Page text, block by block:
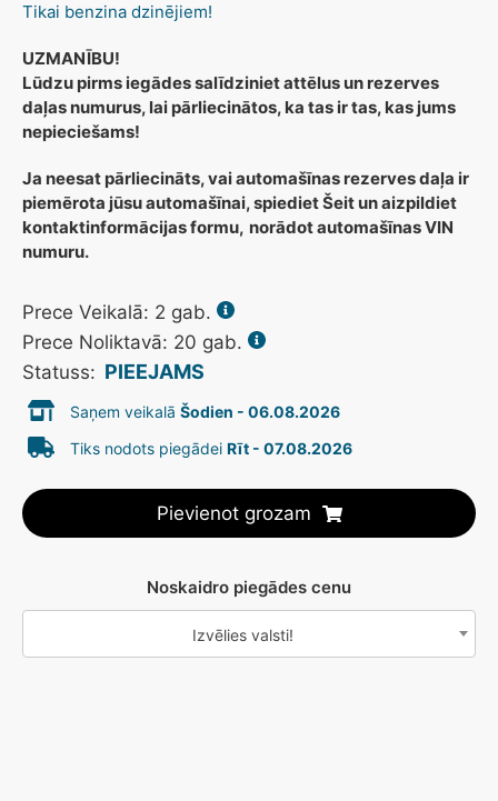
Tikai benzina dzinējiem!
UZMANĪBU!
Lūdzu pirms iegādes salīdziniet attēlus un rezerves
daļas numurus, lai pārliecinātos, ka tas ir tas, kas jums
nepieciešams!
Ja neesat pārliecināts, vai automašīnas rezerves daļa ir
piemērota jūsu automašīnai, spiediet Šeit un aizpildiet
kontaktinformācijas formu, norādot automašīnas VIN
numuru.
Prece Veikalā: 2 gab.
Prece Noliktavā: 20 gab.
Statuss: PIEEJAMS
Saņem veikalā Šodien - 06.08.2026
Tiks nodots piegādei Rīt - 07.08.2026
Pievienot grozam
Noskaidro piegādes cenu
Izvēlies valsti!